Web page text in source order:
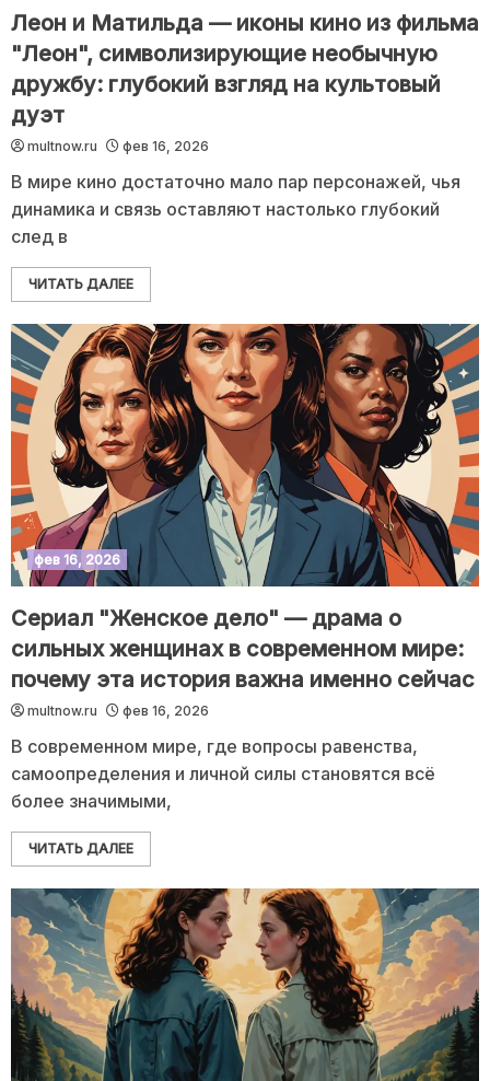
Леон и Матильда — иконы кино из фильма
"Леон", символизирующие необычную
дружбу: глубокий взгляд на культовый
дуэт
multnow.ru фев 16, 2026
В мире кино достаточно мало пар персонажей, чья
динамика и связь оставляют настолько глубокий
след в
ЧИТАТЬ ДАЛЕЕ
фев 16, 2026
Сериал "Женское дело" — драма о
сильных женщинах в современном мире:
почему эта история важна именно сейчас
multnow.ru фев 16, 2026
В современном мире, где вопросы равенства,
самоопределения и личной силы становятся всё
более значимыми,
ЧИТАТЬ ДАЛЕЕ